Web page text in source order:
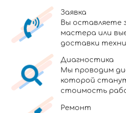
Заявка
Вы оставляете
мастера или
доставки
Диагностика
Мы проводим
которой
стоимость
Ремонт